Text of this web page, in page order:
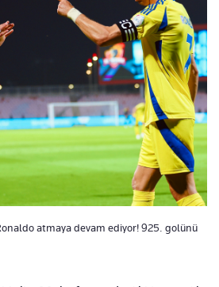
atmaya devam ediyor! 925. golünü